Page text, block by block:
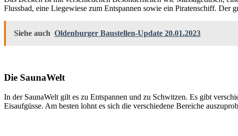
Flussbad, eine Liegewiese zum Entspannen sowie ein Piratenschiff. Der
Siehe auch Oldenburger Baustellen-Update 20.01.2023
Die SaunaWelt
In der SaunaWelt gilt es zu Entspannen und zu Schwitzen. Es gibt
Eisaufgüsse. Am besten lohnt es sich die verschiedene Bereiche